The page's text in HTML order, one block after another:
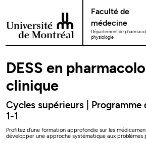
Faculté de
médecine
Département de
physiologie
DESS en
clinique
Cycles supérieurs |
1-1
Profitez d’une formation approfondie sur les
développer une approche systématique aux problèmes